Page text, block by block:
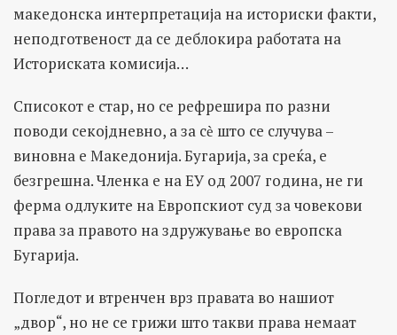
македонска интерпретација на историски факти,
неподготвеност да се деблокира работата на
Историската комисија…
Списокот е стар, но се рефрешира по разни
поводи секојдневно, а за сѐ што се случува –
виновна е Македонија. Бугарија, за среќа, е
безгрешна. Членка е на ЕУ од 2007 година, не ги
ферма одлуките на Европскиот суд за човекови
права за правото на здружување во европска
Бугарија.
Погледот и втренчен врз правата во нашиот
„двор“, но не се грижи што такви права немаат